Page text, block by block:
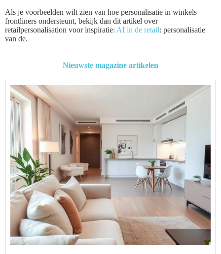
Als je voorbeelden wilt zien van hoe personalisatie in winkels
frontliners ondersteunt, bekijk dan dit artikel over
retailpersonalisation voor inspiratie: AI in de retail: personalisatie
van de.
Nieuwste magazine artikelen